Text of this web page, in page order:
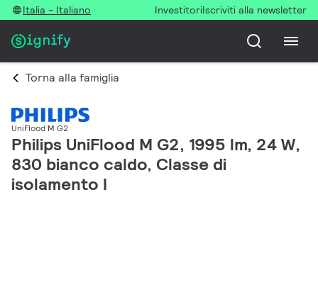
Italia - Italiano InvestitoriIscriviti alla newsletter
Torna alla famiglia
UniFlood M G2
Philips UniFlood M G2, 1995 lm, 24 W,
830 bianco caldo, Classe di
isolamento I